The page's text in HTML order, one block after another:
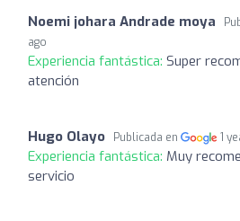
Noemi johara Andrade moya
ago
Experiencia fantástica: Super
atención
Hugo Olayo Publicada en 1
Experiencia fantástica: Muy
servicio